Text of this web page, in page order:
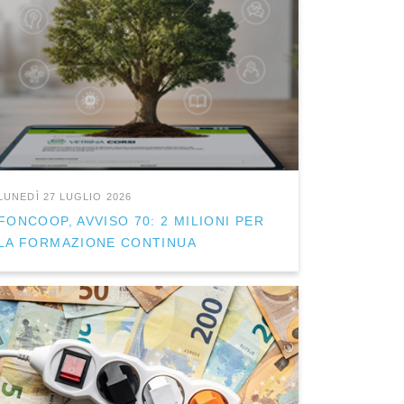
27 LUGLIO 2026
AVVISO 70: 2 MILIONI PER
FORMAZIONE CONTINUA